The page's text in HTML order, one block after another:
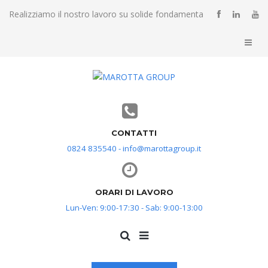
Realizziamo il nostro lavoro su solide fondamenta
CONTATTI
0824 835540 - info@marottagroup.it
ORARI DI LAVORO
Lun-Ven: 9:00-17:30 - Sab: 9:00-13:00